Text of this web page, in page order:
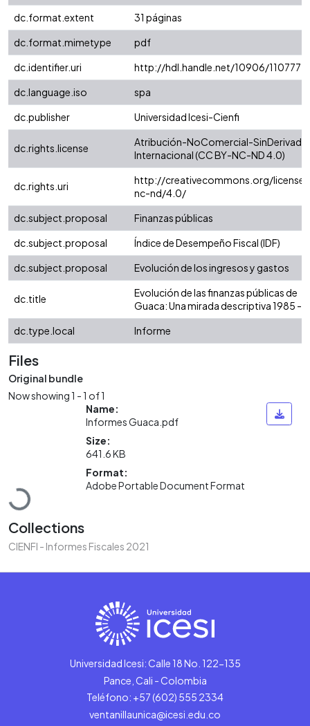
dc.format.extent
31 páginas
dc.format.mimetype
pdf
dc.identifier.uri
http://hdl.handle.net/10906/110777
dc.language.iso
spa
dc.publisher
Universidad Icesi-Cienfi
dc.rights.license
Atribución-NoComercial-
Internacional (CC BY-NC-ND 4.0)
dc.rights.uri
http://creativecommons.org/
nc-nd/4.0/
dc.subject.proposal
Finanzas públicas
dc.subject.proposal
Índice de Desempeño Fiscal (IDF)
dc.subject.proposal
Evolución de los ingresos y gastos
dc.title
Evolución de las finanzas públicas de
Guaca: Una mirada descriptiva 1985 -
dc.type.local
Informe
Files
Original bundle
Now showing1 - 1 of 1
Loading...
Name:
Informes Guaca.pdf
Size:
641.6 KB
Format:
Adobe Portable Document Format
Collections
CIENFI - Informes Fiscales 2021
Universidad Icesi: Calle 18 No. 122-135
Pance, Cali - Colombia
Teléfono: +57 (602) 555 2334
ventanillaunica@icesi.edu.co